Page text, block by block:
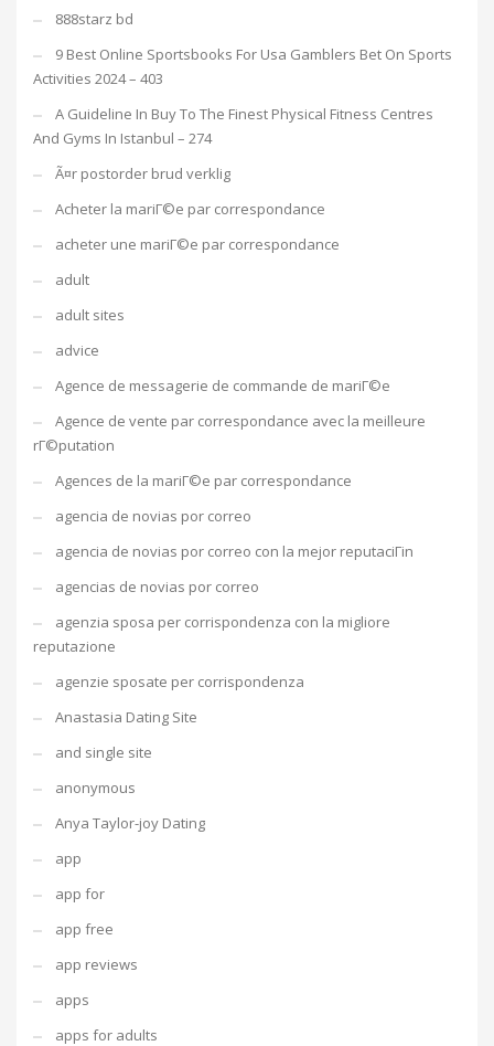
888starz bd
9 Best Online Sportsbooks For Usa Gamblers Bet On Sports
Activities 2024 – 403
A Guideline In Buy To The Finest Physical Fitness Centres
And Gyms In Istanbul – 274
Ã¤r postorder brud verklig
Acheter la mariГ©e par correspondance
acheter une mariГ©e par correspondance
adult
adult sites
advice
Agence de messagerie de commande de mariГ©e
Agence de vente par correspondance avec la meilleure
rГ©putation
Agences de la mariГ©e par correspondance
agencia de novias por correo
agencia de novias por correo con la mejor reputaciГіn
agencias de novias por correo
agenzia sposa per corrispondenza con la migliore
reputazione
agenzie sposate per corrispondenza
Anastasia Dating Site
and single site
anonymous
Anya Taylor-joy Dating
app
app for
app free
app reviews
apps
apps for adults